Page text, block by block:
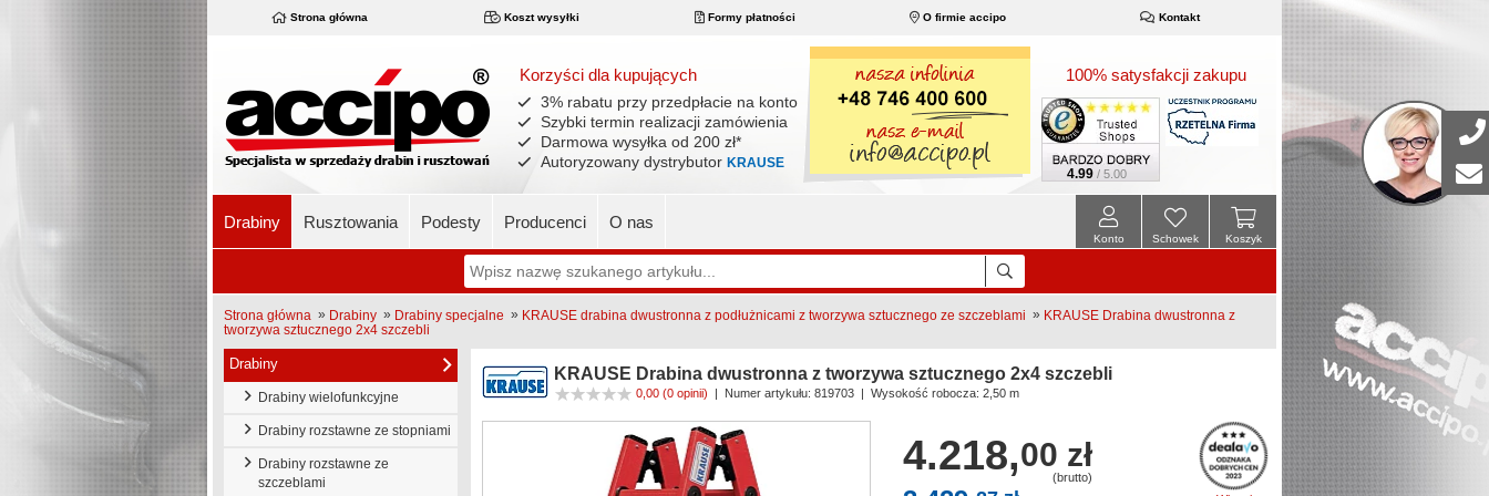
Strona główna Koszt wysyłki Formy płatności O firmie accipo Kontakt
Korzyści dla kupujących
3% rabatu przy przedpłacie na konto
Szybki termin realizacji zamówienia
Darmowa wysyłka od 200 zł*
Autoryzowany dystrybutor KRAUSE
100% satysfakcji zakupu
4.99 / 5.00
Drabiny Rusztowania Podesty Producenci O nas
Koszyk
Schowek
Konto
Strona główna » Drabiny » Drabiny specjalne » KRAUSE drabina dwustronna z podłużnicami z tworzywa sztucznego ze szczeblami » KRAUSE Drabina dwustronna z
tworzywa sztucznego 2x4 szczebli
Drabiny
Drabiny wielofunkcyjne
Drabiny rozstawne ze stopniami
Drabiny rozstawne ze
szczeblami
KRAUSE Drabina dwustronna z tworzywa sztucznego 2x4 szczebli
0,00 (0 opinii) | Numer artykułu: 819703 | Wysokość robocza: 2,50 m
4.218,00 zł
(brutto)